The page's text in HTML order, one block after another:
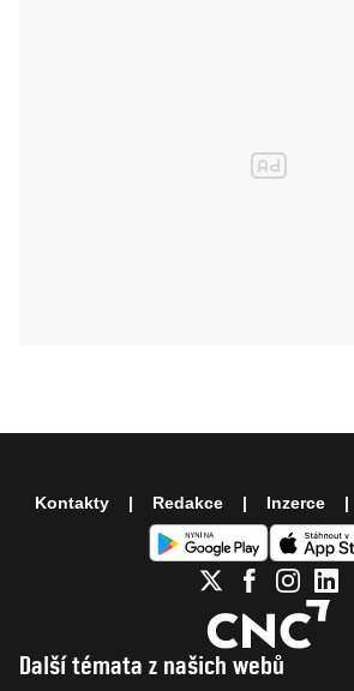
Další témata z našich webů
Kontakty Redakce Inzerce